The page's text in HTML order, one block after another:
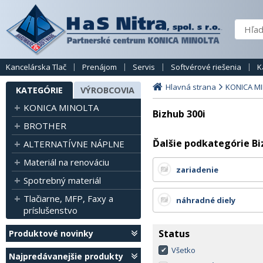
Kancelárska Tlač Prenájom Servis Softvérové riešenia
KATEGÓRIE VÝROBCOVIA
KONICA MINOLTA
BROTHER
ALTERNATÍVNE NÁPLNE
Materiál na renováciu
Spotrebný materiál
Tlačiarne, MFP, Faxy a
príslušenstvo
Produktové novinky
Najpredávanejšie produkty
Hlavná strana KONICA
Bizhub 300i
Ďalšie podkategórie
zariadenie
náhradné diely
Status
Všetko